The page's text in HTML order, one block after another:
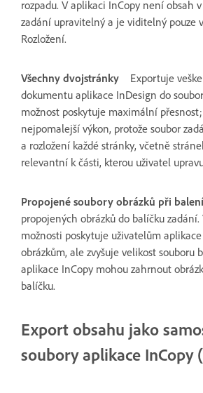
rozpadu. V aplikaci InCopy není obsah
zadání upravitelný a je viditelný pouze
Rozložení.
Všechny dvojstránky
Exportuje
dokumentu aplikace InDesign do
možnost poskytuje maximální
nejpomalejší výkon, protože soubor
a rozložení každé stránky, včetně
relevantní k části, kterou uživatel
Propojené soubory obrázků při balení
propojených obrázků do balíčku
možnosti poskytuje uživatelům
obrázkům, ale zvyšuje velikost souboru
aplikace InCopy mohou zahrnout
balíčku.
Export obsahu jako
soubory aplikace InCopy